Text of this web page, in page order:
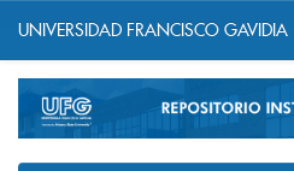
navigation
UNIVERSIDAD FRANCISCO GAVIDIA